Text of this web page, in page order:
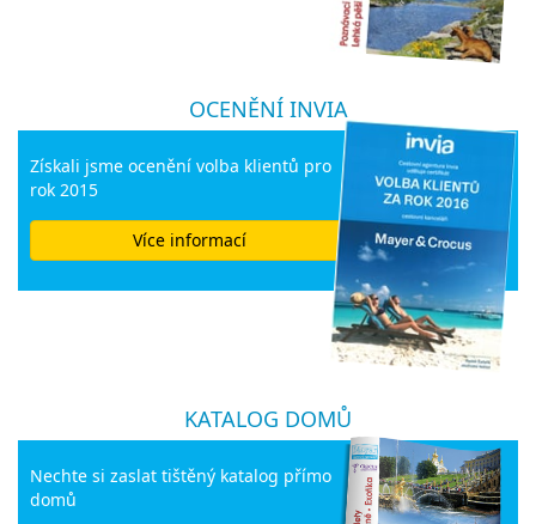
OCENĚNÍ INVIA
Získali jsme ocenění volba klientů pro
rok 2015
Více informací
KATALOG DOMŮ
Nechte si zaslat tištěný katalog přímo
domů